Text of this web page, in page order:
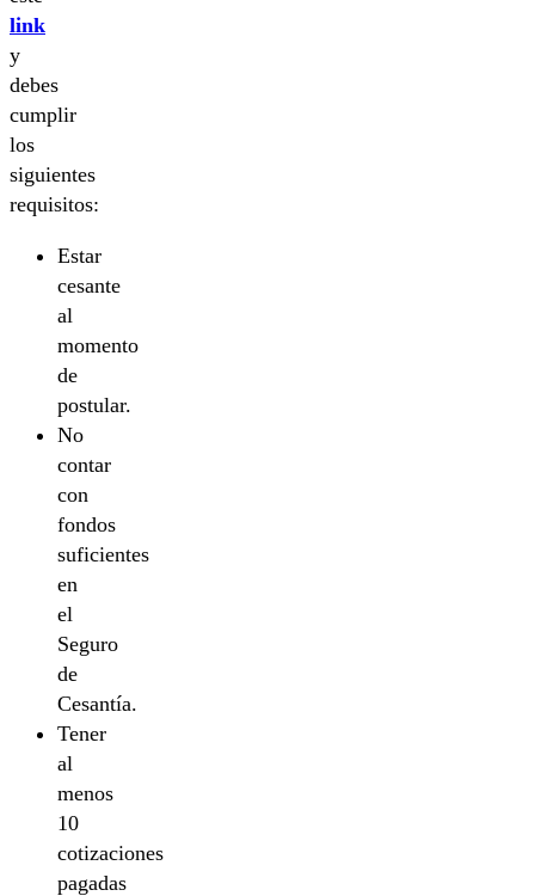
link
y
debes
cumplir
los
siguientes
requisitos:
Estar
cesante
al
momento
de
postular.
No
contar
con
fondos
suficientes
en
el
Seguro
de
Cesantía.
Tener
al
menos
10
cotizaciones
pagadas